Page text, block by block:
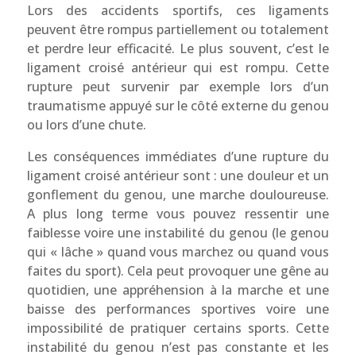
Lors des accidents sportifs, ces ligaments
peuvent être rompus partiellement ou totalement
et perdre leur efficacité. Le plus souvent, c’est le
ligament croisé antérieur qui est rompu. Cette
rupture peut survenir par exemple lors d’un
traumatisme appuyé sur le côté externe du genou
ou lors d’une chute.
Les conséquences immédiates d’une rupture du
ligament croisé antérieur sont : une douleur et un
gonflement du genou, une marche douloureuse.
A plus long terme vous pouvez ressentir une
faiblesse voire une instabilité du genou (le genou
qui « lâche » quand vous marchez ou quand vous
faites du sport). Cela peut provoquer une gêne au
quotidien, une appréhension à la marche et une
baisse des performances sportives voire une
impossibilité de pratiquer certains sports. Cette
instabilité du genou n’est pas constante et les